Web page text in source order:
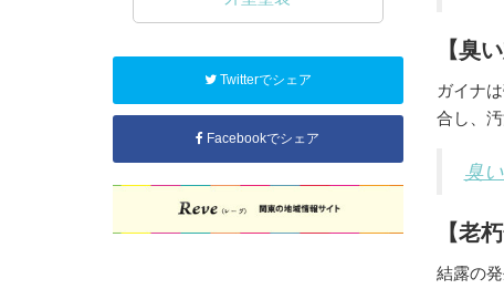
【臭
ガイナ
合し、
臭
【老
結露の
Twitterでシェア
Facebookでシェア